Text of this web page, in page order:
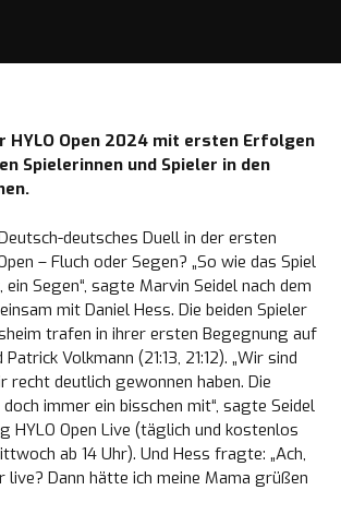
HYLO Open 2024 mit ersten Erfolgen
Spielerinnen und Spieler in den
deutsches Duell in der ersten
– Fluch oder Segen? „So wie das Spiel
Segen“, sagte Marvin Seidel nach dem
mit Daniel Hess. Die beiden Spieler
trafen in ihrer ersten Begegnung auf
Volkmann (21:13, 21:12). „Wir sind
recht deutlich gewonnen haben. Die
immer ein bisschen mit“, sagte Seidel
HYLO Open Live (täglich und kostenlos
ab 14 Uhr). Und Hess fragte: „Ach,
live? Dann hätte ich meine Mama grüßen